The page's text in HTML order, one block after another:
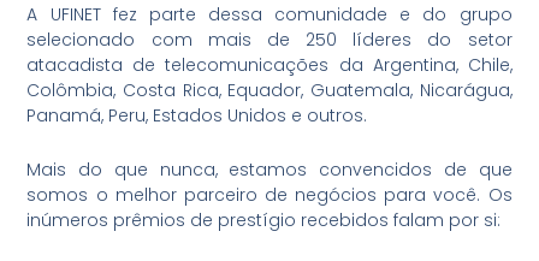
A UFINET fez parte dessa comunidade e do grupo
selecionado com mais de 250 líderes do setor
atacadista de telecomunicações da Argentina, Chile,
Colômbia, Costa Rica, Equador, Guatemala, Nicarágua,
Panamá, Peru, Estados Unidos e outros.
Mais do que nunca, estamos convencidos de que
somos o melhor parceiro de negócios para você. Os
inúmeros prêmios de prestígio recebidos falam por si: